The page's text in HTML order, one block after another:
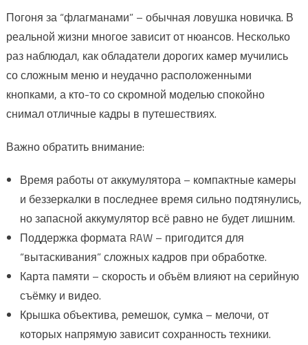
Погоня за “флагманами” – обычная ловушка новичка. В
реальной жизни многое зависит от нюансов. Несколько
раз наблюдал, как обладатели дорогих камер мучились
со сложным меню и неудачно расположенными
кнопками, а кто-то со скромной моделью спокойно
снимал отличные кадры в путешествиях.
Важно обратить внимание:
Время работы от аккумулятора – компактные камеры
и беззеркалки в последнее время сильно подтянулись,
но запасной аккумулятор всё равно не будет лишним.
Поддержка формата RAW – пригодится для
“вытаскивания” сложных кадров при обработке.
Карта памяти – скорость и объём влияют на серийную
съёмку и видео.
Крышка объектива, ремешок, сумка – мелочи, от
которых напрямую зависит сохранность техники.